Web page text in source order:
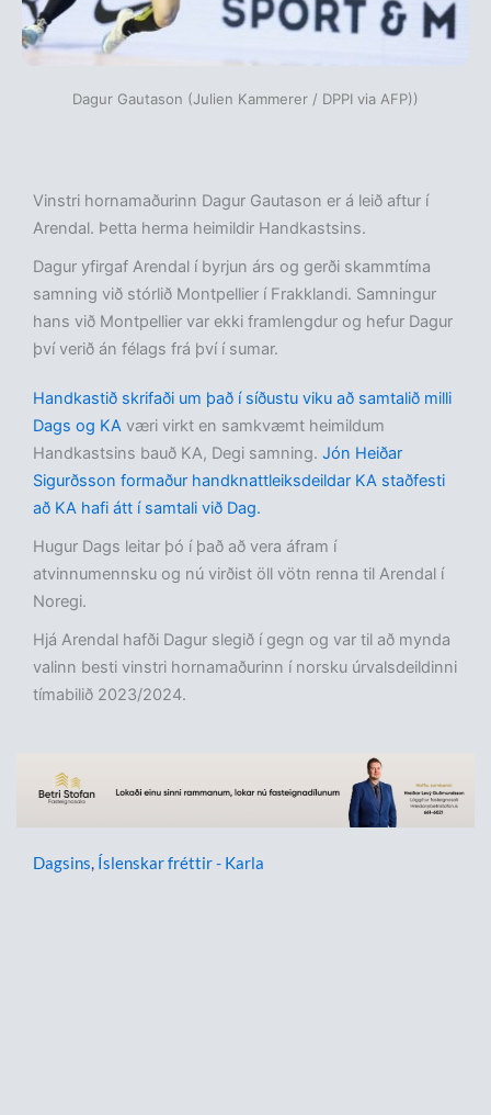
Dagur Gautason (Julien Kammerer / DPPI via AFP))
Vinstri hornamaðurinn Dagur Gautason er á leið aftur í
Arendal. Þetta herma heimildir Handkastsins.
Dagur yfirgaf Arendal í byrjun árs og gerði skammtíma
samning við stórlið Montpellier í Frakklandi. Samningur
hans við Montpellier var ekki framlengdur og hefur Dagur
því verið án félags frá því í sumar.
Handkastið skrifaði um það í síðustu viku að samtalið milli
Dags og KA væri virkt en samkvæmt heimildum
Handkastsins bauð KA, Degi samning. Jón Heiðar
Sigurðsson formaður handknattleiksdeildar KA staðfesti
að KA hafi átt í samtali við Dag.
Hugur Dags leitar þó í það að vera áfram í
atvinnumennsku og nú virðist öll vötn renna til Arendal í
Noregi.
Hjá Arendal hafði Dagur slegið í gegn og var til að mynda
valinn besti vinstri hornamaðurinn í norsku úrvalsdeildinni
tímabilið 2023/2024.
Dagsins, Íslenskar fréttir - Karla